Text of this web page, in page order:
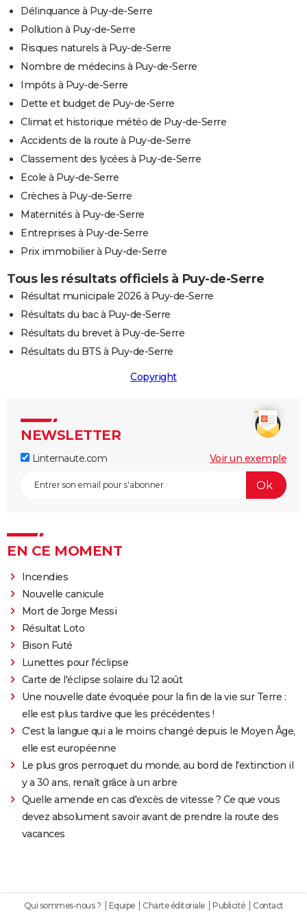
Délinquance à Puy-de-Serre
Pollution à Puy-de-Serre
Risques naturels à Puy-de-Serre
Nombre de médecins à Puy-de-Serre
Impôts à Puy-de-Serre
Dette et budget de Puy-de-Serre
Climat et historique météo de Puy-de-Serre
Accidents de la route à Puy-de-Serre
Classement des lycées à Puy-de-Serre
Ecole à Puy-de-Serre
Crèches à Puy-de-Serre
Maternités à Puy-de-Serre
Entreprises à Puy-de-Serre
Prix immobilier à Puy-de-Serre
Tous les résultats officiels à Puy-de-Serre
Résultat municipale 2026 à Puy-de-Serre
Résultats du bac à Puy-de-Serre
Résultats du brevet à Puy-de-Serre
Résultats du BTS à Puy-de-Serre
Copyright
NEWSLETTER
Linternaute.com Voir un exemple
EN CE MOMENT
Incendies
Nouvelle canicule
Mort de Jorge Messi
Résultat Loto
Bison Futé
Lunettes pour l'éclipse
Carte de l'éclipse solaire du 12 août
Une nouvelle date évoquée pour la fin de la vie sur Terre :
elle est plus tardive que les précédentes !
C'est la langue qui a le moins changé depuis le Moyen Âge,
elle est européenne
Le plus gros perroquet du monde, au bord de l'extinction il
y a 30 ans, renaît grâce à un arbre
Quelle amende en cas d'excès de vitesse ? Ce que vous
devez absolument savoir avant de prendre la route des
vacances
Qui sommes-nous ? Equipe Charte éditoriale Publicité
Contact